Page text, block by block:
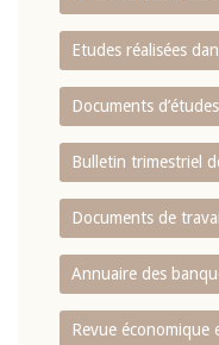
Etudes réalisées
Documents
Bulletin trimestriel
Documents de travail
Annuaire des
Revue économique